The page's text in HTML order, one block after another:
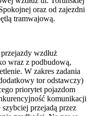
oraz od zajezdni
tramwajową.
wzdłuż
wraz z podbudową,
W zakres zadania
tor odstawczy)
priorytet pojazdom
komunikacji
przejadą przez